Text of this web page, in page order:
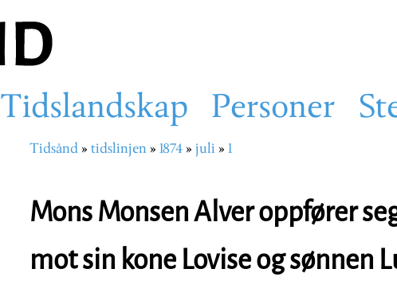
Tidslandskap Personer
Navigasjonssti
Tidsånd tidslinjen 1874 juli 1
Mons Monsen Alver oppfører
mot sin kone Lovise og sønnen